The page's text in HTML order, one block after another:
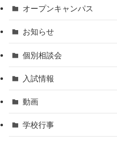
オープンキャンパス
お知らせ
個別相談会
入試情報
動画
学校行事